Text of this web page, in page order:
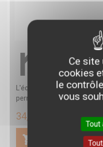
L'équipement est
permettant aux kettlebells
34,99 €
Ce
cookies
le
vous
Tout